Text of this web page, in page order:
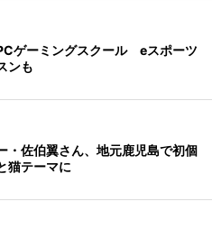
ゲーミングスクール eスポーツ
ンも
・佐伯翼さん、地元鹿児島で初個
猫テーマに